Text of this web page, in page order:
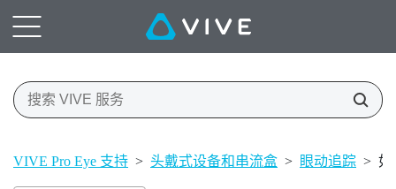
VIVE Pro Eye 支持 > 头戴式设备和串流盒 > 眼动追踪 > 如